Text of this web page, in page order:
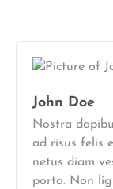
John Doe
Nostra
ad risus felis
netus diam
porta. Non